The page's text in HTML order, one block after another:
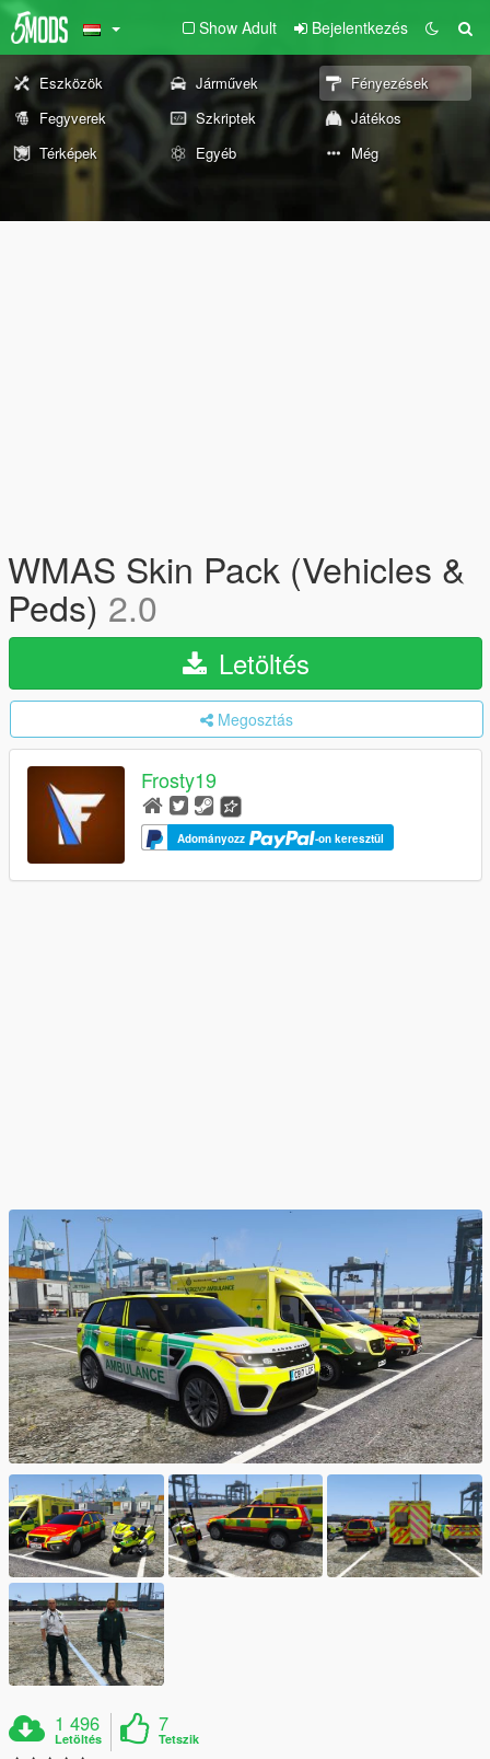
Show Adult Bejelentkezés
Eszközök Járművek
Fényezések
Fegyverek
Szkriptek
Játékos
Térképek
Egyéb Még
WMAS Skin Pack (Vehicles &
Peds) 2.0
Letöltés
Megosztás
Frosty19
Adományozz -on keresztül
1 496
Letöltés
7
Tetszik